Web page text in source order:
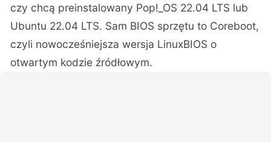
czy chcą preinstalowany Pop!_OS 22.04 LTS lub
Ubuntu 22.04 LTS. Sam BIOS sprzętu to Coreboot,
czyli nowocześniejsza wersja LinuxBIOS o
otwartym kodzie źródłowym.